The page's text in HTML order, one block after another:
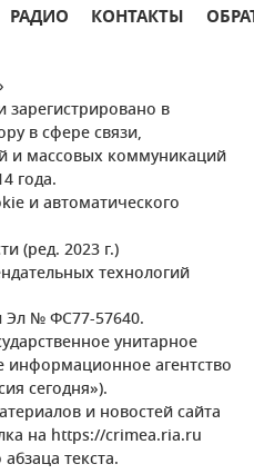
РАДИО КОНТАКТЫ
зарегистрировано в
в сфере связи,
и массовых коммуникаций
года.
и автоматического
(ред. 2023 г.)
технологий
Эл № ФС77-57640.
унитарное
агентство
сегодня»).
и новостей сайта
на https://crimea.ria.ru
текста.